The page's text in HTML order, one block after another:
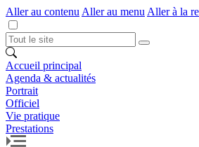
Aller au contenu Aller au menu Aller à la
Accueil principal
Agenda & actualités
Portrait
Officiel
Vie pratique
Prestations